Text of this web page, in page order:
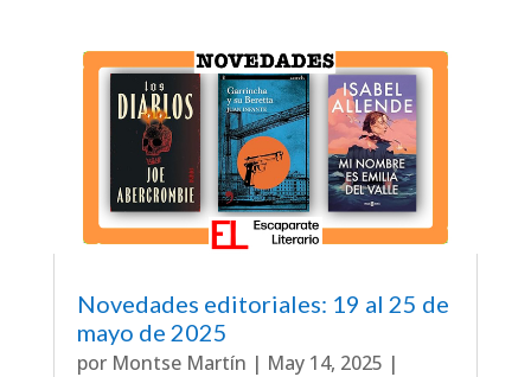
Novedades editoriales: 19 al 25 de
mayo de 2025
por Montse Martín | May 14, 2025 |